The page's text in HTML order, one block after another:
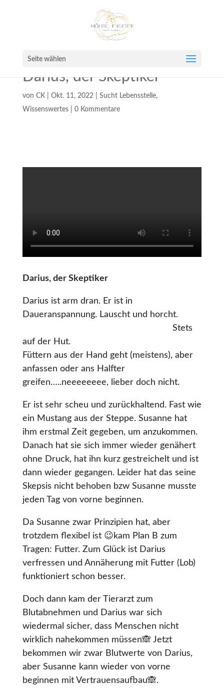
Seite wählen
Darius, der Skeptiker
von CK| Okt. 11, 2022| Sucht Lebensstelle,
Wissenswertes| 0 Kommentare
Darius, der Skeptiker
Darius ist arm dran. Er ist in
Daueranspannung. Lauscht und horcht.
Stets
auf der Hut.
Füttern aus der Hand geht (meistens), aber
anfassen oder ans Halfter
greifen…..neeeeeeee, lieber doch nicht.
Er ist sehr scheu und zurückhaltend. Fast wie
ein Mustang aus der Steppe. Susanne hat
ihm erstmal Zeit gegeben, um anzukommen.
Danach hat sie sich immer wieder genähert
ohne Druck, hat ihn kurz gestreichelt und ist
dann wieder gegangen. Leider hat das seine
Skepsis nicht behoben bzw Susanne musste
jeden Tag von vorne beginnen.
Da Susanne zwar Prinzipien hat, aber
trotzdem flexibel ist 😉kam Plan B zum
Tragen: Futter. Zum Glück ist Darius
verfressen und Annäherung mit Futter (Lob)
funktioniert schon besser.
Doch dann kam der Tierarzt zum
Blutabnehmen und Darius war sich
wiedermal sicher, dass Menschen nicht
wirklich nahekommen müssen🙈 Jetzt
bekommen wir zwar Blutwerte von Darius,
aber Susanne kann wieder von vorne
beginnen mit Vertrauensaufbau🙈.